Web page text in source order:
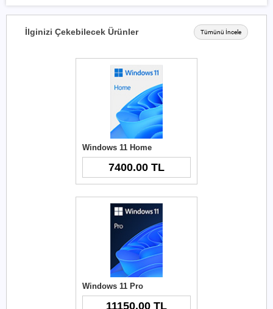
İlginizi Çekebilecek Ürünler Tümünü İncele
Windows 11 Home
7400.00 TL
Windows 11 Pro
11150.00 TL